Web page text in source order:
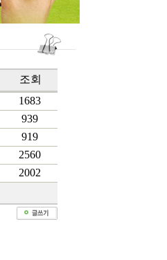
조회
1683
939
919
2560
2002